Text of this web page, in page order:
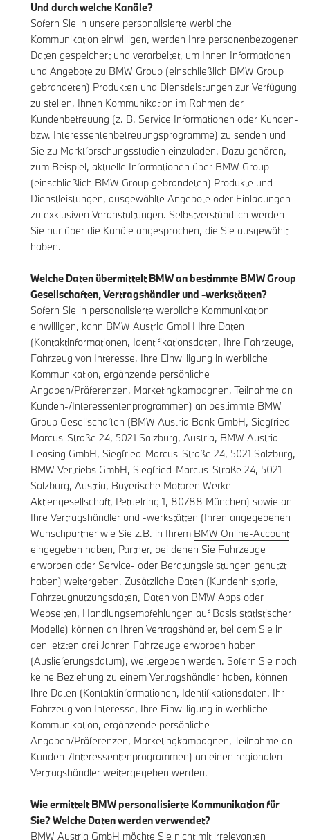
Und durch welche Kanäle?
Sofern Sie in unsere personalisierte werbliche
Kommunikation einwilligen, werden Ihre personenbezogenen
Daten gespeichert und verarbeitet, um Ihnen Informationen
und Angebote zu BMW Group (einschließlich BMW Group
gebrandeten) Produkten und Dienstleistungen zur Verfügung
zu stellen, Ihnen Kommunikation im Rahmen der
Kundenbetreuung (z. B. Service Informationen oder Kunden-
bzw. Interessentenbetreuungsprogramme) zu senden und
Sie zu Marktforschungsstudien einzuladen. Dazu gehören,
zum Beispiel, aktuelle Informationen über BMW Group
(einschließlich BMW Group gebrandeten) Produkte und
Dienstleistungen, ausgewählte Angebote oder Einladungen
zu exklusiven Veranstaltungen. Selbstverständlich werden
Sie nur über die Kanäle angesprochen, die Sie ausgewählt
haben.
Welche Daten übermittelt BMW an bestimmte BMW Group
Gesellschaften, Vertragshändler und -werkstätten?
Sofern Sie in personalisierte werbliche Kommunikation
einwilligen, kann BMW Austria GmbH Ihre Daten
(Kontaktinformationen, Identifikationsdaten, Ihre Fahrzeuge,
Fahrzeug von Interesse, Ihre Einwilligung in werbliche
Kommunikation, ergänzende persönliche
Angaben/Präferenzen, Marketingkampagnen, Teilnahme an
Kunden-/Interessentenprogrammen) an bestimmte BMW
Group Gesellschaften (BMW Austria Bank GmbH, Siegfried-
Marcus-Straße 24, 5021 Salzburg, Austria, BMW Austria
Leasing GmbH, Siegfried-Marcus-Straße 24, 5021 Salzburg,
BMW Vertriebs GmbH, Siegfried-Marcus-Straße 24, 5021
Salzburg, Austria, Bayerische Motoren Werke
Aktiengesellschaft, Petuelring 1, 80788 München) sowie an
Ihre Vertragshändler und -werkstätten (Ihren angegebenen
Wunschpartner wie Sie z.B. in Ihrem BMW Online-Account
eingegeben haben, Partner, bei denen Sie Fahrzeuge
erworben oder Service- oder Beratungsleistungen genutzt
haben) weitergeben. Zusätzliche Daten (Kundenhistorie,
Fahrzeugnutzungsdaten, Daten von BMW Apps oder
Webseiten, Handlungsempfehlungen auf Basis statistischer
Modelle) können an Ihren Vertragshändler, bei dem Sie in
den letzten drei Jahren Fahrzeuge erworben haben
(Auslieferungsdatum), weitergeben werden. Sofern Sie noch
keine Beziehung zu einem Vertragshändler haben, können
Ihre Daten (Kontaktinformationen, Identifikationsdaten, Ihr
Fahrzeug von Interesse, Ihre Einwilligung in werbliche
Kommunikation, ergänzende persönliche
Angaben/Präferenzen, Marketingkampagnen, Teilnahme an
Kunden-/Interessentenprogrammen) an einen regionalen
Vertragshändler weitergegeben werden.
Wie ermittelt BMW personalisierte Kommunikation für
Sie? Welche Daten werden verwendet?
BMW Austria GmbH möchte Sie nicht mit irrelevanten